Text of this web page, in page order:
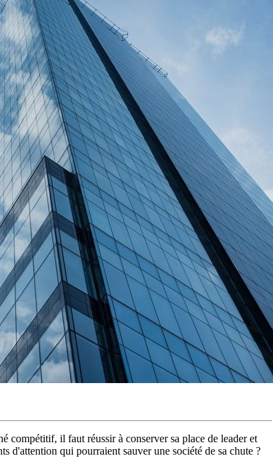
compétitif, il faut réussir à conserver sa place de leader et
d'attention qui pourraient sauver une société de sa chute ?